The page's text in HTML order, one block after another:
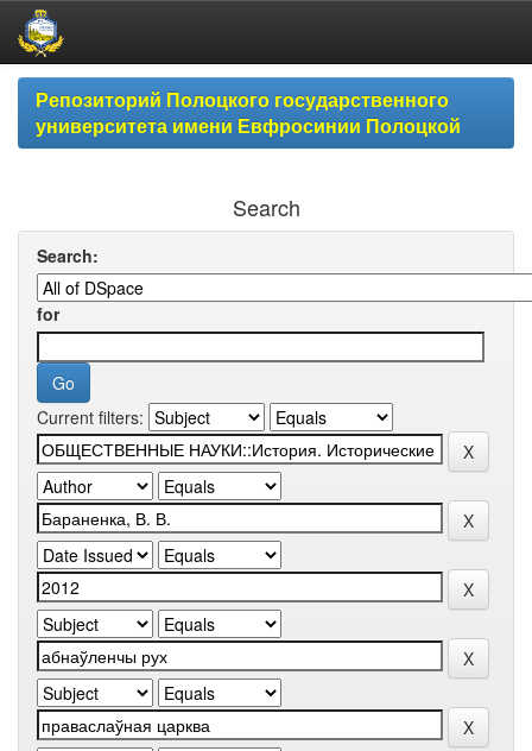
Skip
navigationРепозиторий Полоцкого государственного
университета имени Евфросинии Полоцкой
Search
Search:
for
Current filters: